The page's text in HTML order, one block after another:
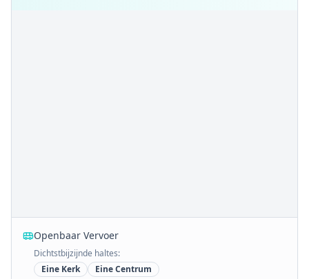
Openbaar Vervoer
Dichtstbijzijnde haltes:
Eine Kerk
Eine Centrum